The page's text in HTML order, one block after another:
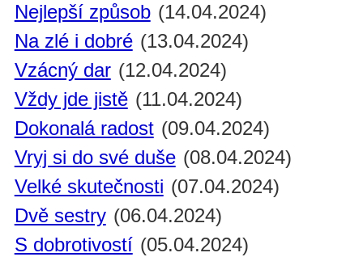
Nejlepší způsob (14.04.2024)
Na zlé i dobré (13.04.2024)
Vzácný dar (12.04.2024)
Vždy jde jistě (11.04.2024)
Dokonalá radost (09.04.2024)
Vryj si do své duše (08.04.2024)
Velké skutečnosti (07.04.2024)
Dvě sestry (06.04.2024)
S dobrotivostí (05.04.2024)